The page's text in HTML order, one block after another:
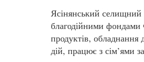
Ясінянський селищний
благодійними фондами
продуктів,
дій, працює з сім’ями